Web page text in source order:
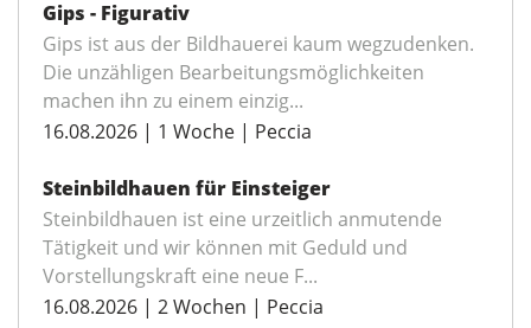
Gips - Figurativ
Gips ist aus der Bildhauerei kaum wegzudenken.
Die unzähligen Bearbeitungsmöglichkeiten
machen ihn zu einem einzig...
16.08.2026 | 1 Woche | Peccia
Steinbildhauen für Einsteiger
Steinbildhauen ist eine urzeitlich anmutende
Tätigkeit und wir können mit Geduld und
Vorstellungskraft eine neue F...
16.08.2026 | 2 Wochen | Peccia